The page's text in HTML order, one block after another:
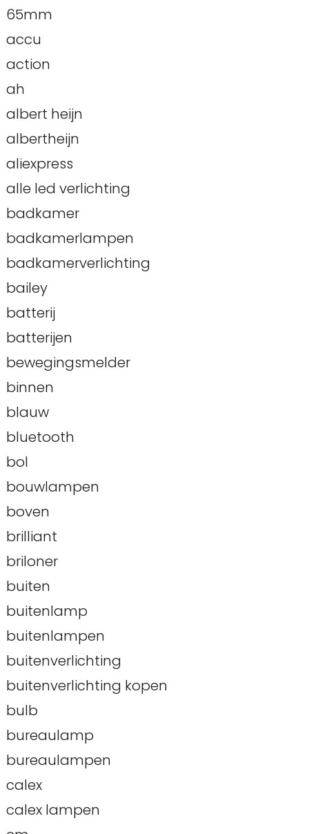
65mm
accu
action
ah
albert heijn
albertheijn
aliexpress
alle led verlichting
badkamer
badkamerlampen
badkamerverlichting
bailey
batterij
batterijen
bewegingsmelder
binnen
blauw
bluetooth
bol
bouwlampen
boven
brilliant
briloner
buiten
buitenlamp
buitenlampen
buitenverlichting
buitenverlichting kopen
bulb
bureaulamp
bureaulampen
calex
calex lampen